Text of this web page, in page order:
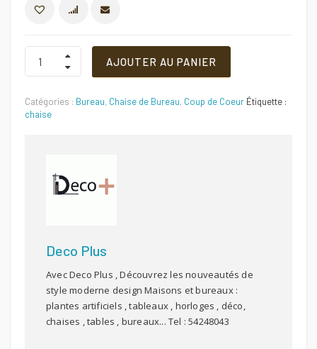
prix
initial
était :
actuel
est :
COMPARER
Siège
Bureau
Quantité
AJOUTER AU PANIER
Catégories : Bureau, Chaise de Bureau, Coup de Coeur Étiquette :
chaise
Deco Plus
Avec Deco Plus , Découvrez les nouveautés de
style moderne design Maisons et bureaux :
plantes artificiels , tableaux , horloges , déco,
chaises , tables , bureaux... Tel : 54248043